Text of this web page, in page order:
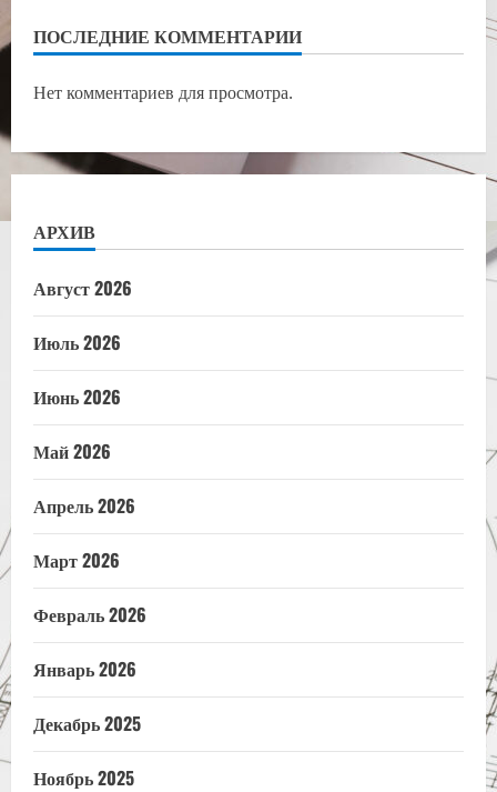
ПОСЛЕДНИЕ КОММЕНТАРИИ
Нет комментариев для просмотра.
АРХИВ
Август 2026
Июль 2026
Июнь 2026
Май 2026
Апрель 2026
Март 2026
Февраль 2026
Январь 2026
Декабрь 2025
Ноябрь 2025